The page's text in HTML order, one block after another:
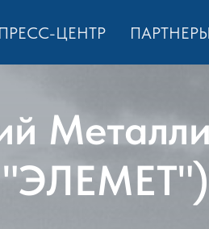
ПРЕСС-ЦЕНТР ПАРТНЕРЫ